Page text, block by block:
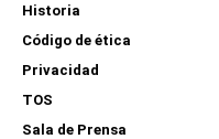
Historia
Código de ética
Privacidad
TOS
Sala de Prensa